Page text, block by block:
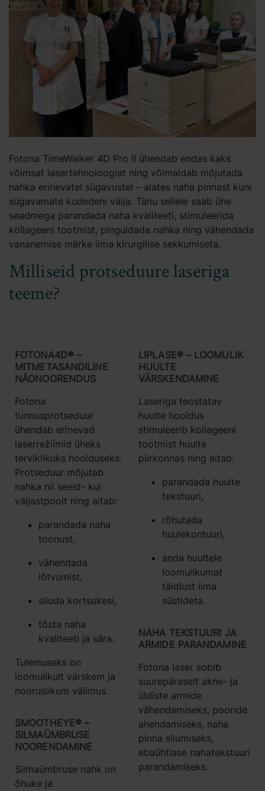
Fotona TimeWalker 4D Pro II ühendab endas kaks
võimsat lasertehnoloogiat ning võimaldab mõjutada
nahka erinevatel sügavustel – alates naha pinnast kuni
sügavamate kudedeni välja. Tänu sellele saab ühe
seadmega parandada naha kvaliteeti, stimuleerida
kollageeni tootmist, pinguldada nahka ning vähendada
vananemise märke ilma kirurgilise sekkumiseta.
Milliseid protseduure laseriga
teeme?
FOTONA4D® –
MITMETASANDILINE
NÄONOORENDUS
Fotona
tunnusprotseduur
ühendab erinevad
laserrežiimid üheks
terviklikuks hoolduseks.
Protseduur mõjutab
nahka nii seest- kui
väljastpoolt ning aitab:
parandada naha
toonust,
vähendada
lõtvumist,
siluda kortsukesi,
tõsta naha
kvaliteeti ja sära.
Tulemuseks on
loomulikult värskem ja
nooruslikum välimus.
SMOOTHEYE® –
SILMAÜMBRUSE
NOORENDAMINE
Silmaümbruse nahk on
õhuke ja
LIPLASE® – LOOMULIK
HUULTE
VÄRSKENDAMINE
Laseriga teostatav
huulte hooldus
stimuleerib kollageeni
tootmist huulte
piirkonnas ning aitab:
parandada huulte
tekstuuri,
rõhutada
huulekontuuri,
anda huultele
loomulikumat
täidlust ilma
süstideta.
NAHA TEKSTUURI JA
ARMIDE PARANDAMINE
Fotona laser sobib
suurepäraselt akne- ja
üldiste armide
vähendamiseks, pooride
ahendamiseks, naha
pinna silumiseks,
ebaühtlase nahatekstuuri
parandamiseks.